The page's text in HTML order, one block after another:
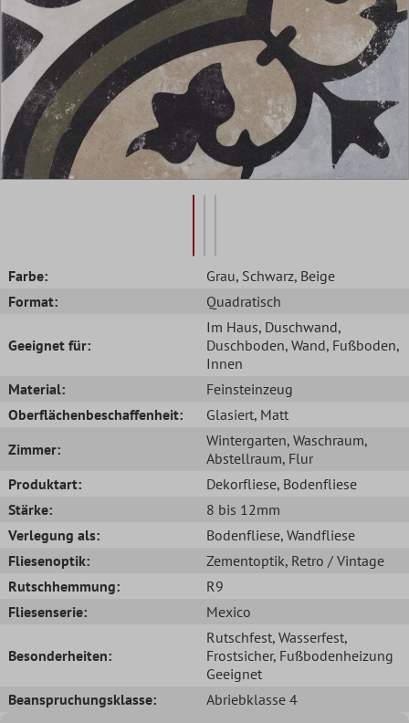
Farbe: Grau, Schwarz, Beige
Format:
Quadratisch
Geeignet für:
Im Haus, Duschwand,
Duschboden, Wand, Fußboden,
Innen
Material:
Feinsteinzeug
Oberflächenbeschaffenheit:
Glasiert, Matt
Zimmer:
Wintergarten, Waschraum,
Abstellraum, Flur
Produktart:
Dekorfliese, Bodenfliese
Stärke:
8 bis 12mm
Verlegung als:
Bodenfliese, Wandfliese
Fliesenoptik:
Zementoptik, Retro / Vintage
Rutschhemmung:
R9
Fliesenserie:
Mexico
Besonderheiten:
Rutschfest, Wasserfest,
Frostsicher, Fußbodenheizung
Geeignet
Beanspruchungsklasse:
Abriebklasse 4